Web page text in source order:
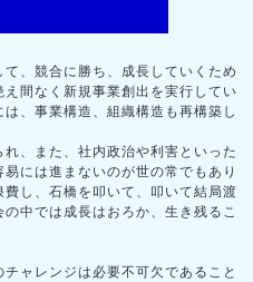
、競合に勝ち、成長していくため
間なく新規事業創出を実行してい
、事業構造、組織構造も再構築し
、また、社内政治や利害といった
には進まないのが世の常でもあり
し、石橋を叩いて、叩いて結局渡
中では成長はおろか、生き残るこ
ャレンジは必要不可欠であること